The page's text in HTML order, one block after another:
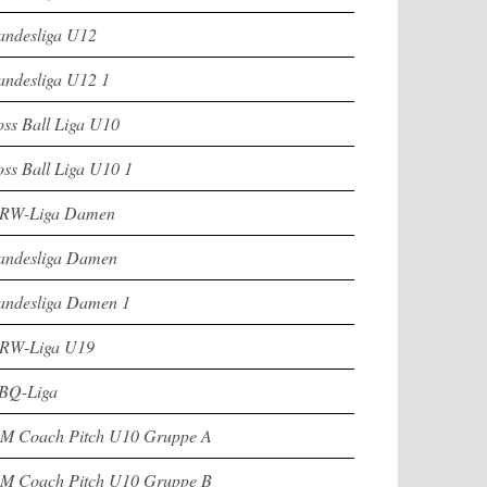
U12
U12 1
Ball Liga U10
Ball Liga U10 1
Liga Damen
Damen
Damen 1
Liga U19
Liga
Coach Pitch U10 Gruppe A
Coach Pitch U10 Gruppe B